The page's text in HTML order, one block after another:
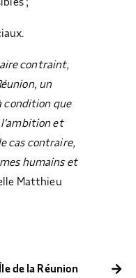
;
contraint,
un
condition que
et
cas contraire,
humains et
Matthieu
de la Réunion